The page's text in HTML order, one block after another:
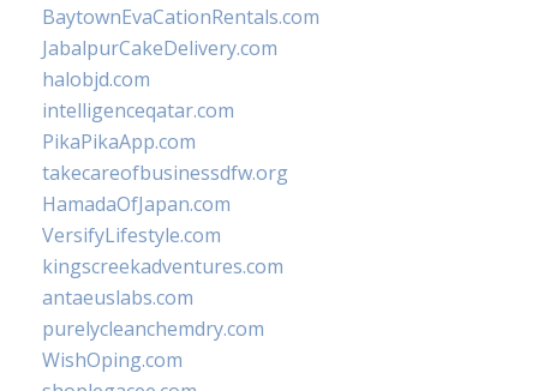
BaytownEvaCationRentals.com
JabalpurCakeDelivery.com
halobjd.com
intelligenceqatar.com
PikaPikaApp.com
takecareofbusinessdfw.org
HamadaOfJapan.com
VersifyLifestyle.com
kingscreekadventures.com
antaeuslabs.com
purelycleanchemdry.com
WishOping.com